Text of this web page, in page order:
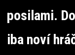
posilami.
iba noví